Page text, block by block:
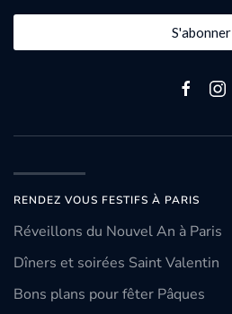
S'abonner
RENDEZ VOUS FESTIFS À PARIS
Réveillons du Nouvel An à Paris
Dîners et soirées Saint Valentin
Bons plans pour fêter Pâques